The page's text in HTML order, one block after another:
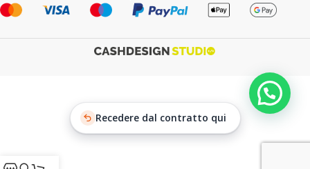
Recedere dal contratto qui